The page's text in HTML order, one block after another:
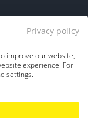
Über uns
Privacy policy
improve our website,
experience. For
settings.